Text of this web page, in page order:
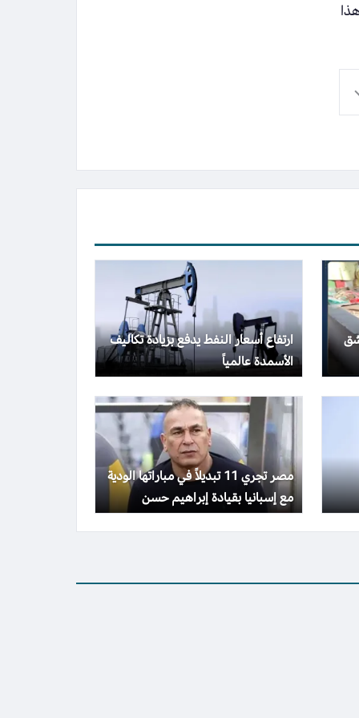
ارتفاع أسعار النفط يدفع بزيادة تكاليف
الأسمدة عالمياً
مصر تجري 11 تبديلاً في مباراتها الودية
مع إسبانيا بقيادة إبراهيم حسن